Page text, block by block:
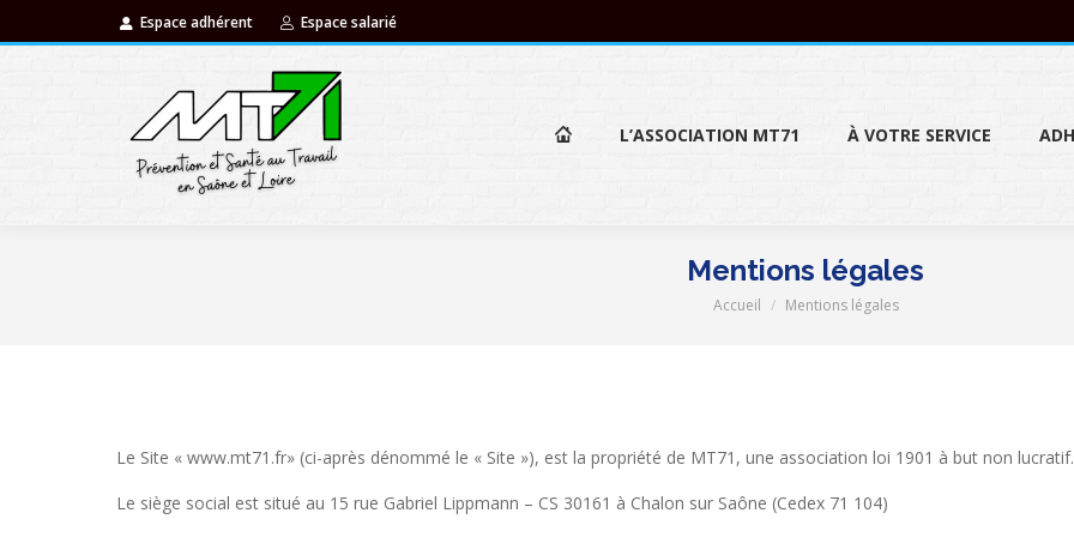
Espace adhérent Espace salarié
L’ASSOCIATION MT71 À VOTRE SERVICE
Mentions légales
Vous êtes ici :
Accueil Mentions légales
Le Site « www.mt71.fr» (ci-après dénommé le « Site »), est la propriété de MT71, une association loi 1901 à but non lucratif.
Le siège social est situé au 15 rue Gabriel Lippmann – CS 30161 à Chalon sur Saône (Cedex 71 104)